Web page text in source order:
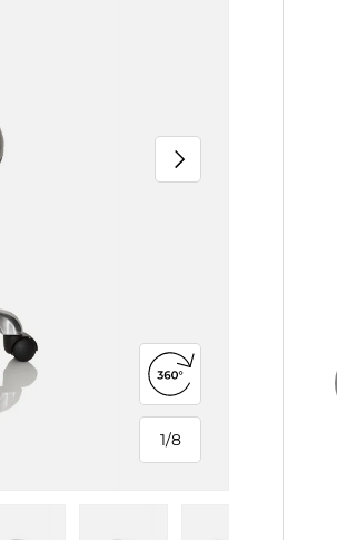
1/
von
8
Nächste
360°-Ansicht öffnen